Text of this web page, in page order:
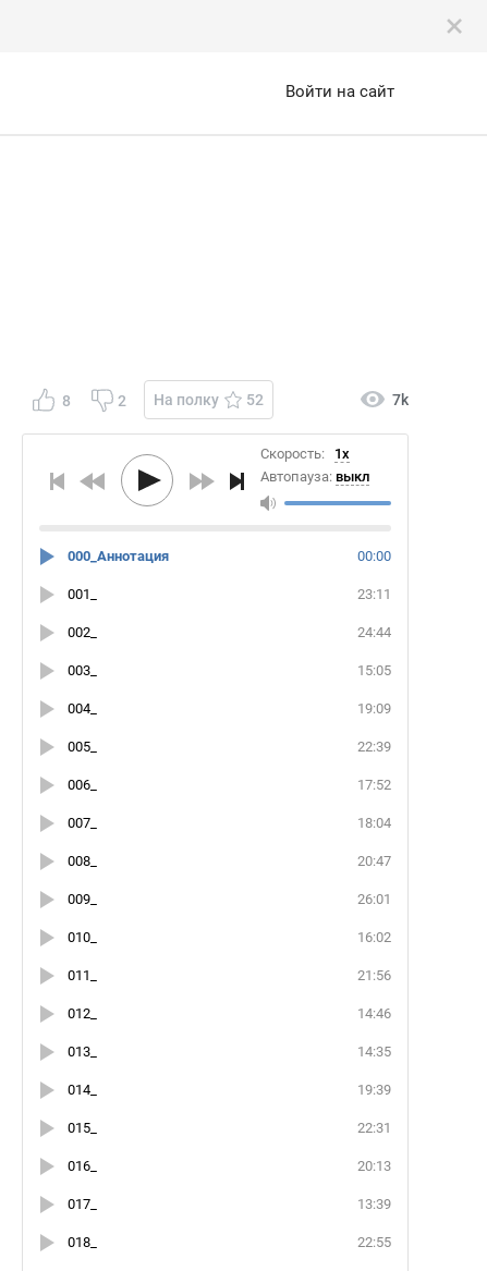
Войти на сайт
8 2 На полку 52 7k
Скорость:
1x
Автопауза: выкл
00:00
000_Аннотация
23:11
001_
24:44
002_
15:05
003_
19:09
004_
22:39
005_
17:52
006_
18:04
007_
20:47
008_
26:01
009_
16:02
010_
21:56
011_
14:46
012_
14:35
013_
19:39
014_
22:31
015_
20:13
016_
13:39
017_
22:55
018_